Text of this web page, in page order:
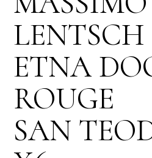
LENTSCH
ETNA
ROUGE
SAN